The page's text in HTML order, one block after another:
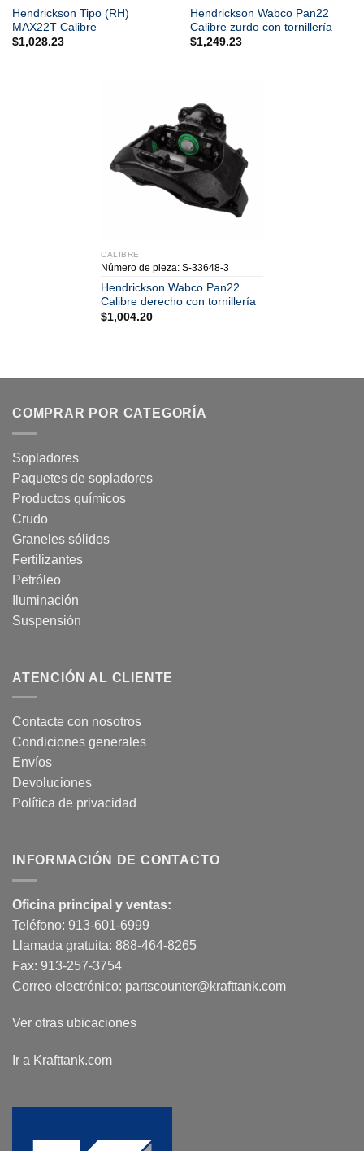
Hendrickson Tipo (RH)
MAX22T Calibre
$1,028.23
Hendrickson Wabco Pan22
Calibre zurdo con tornillería
$1,249.23
CALIBRE
Número de pieza: S-33648-3
Hendrickson Wabco Pan22
Calibre derecho con tornillería
$1,004.20
COMPRAR POR CATEGORÍA
Sopladores
Paquetes de sopladores
Productos químicos
Crudo
Graneles sólidos
Fertilizantes
Petróleo
Iluminación
Suspensión
ATENCIÓN AL CLIENTE
Contacte con nosotros
Condiciones generales
Envíos
Devoluciones
Política de privacidad
INFORMACIÓN DE CONTACTO
Oficina principal y ventas:
Teléfono: 913-601-6999
Llamada gratuita: 888-464-8265
Fax: 913-257-3754
Correo electrónico: partscounter@krafttank.com
Ver otras ubicaciones
Ir a Krafttank.com